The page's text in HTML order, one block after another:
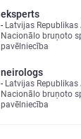
eksperts
Latvijas
Nacionālo bruņoto
pavēlniecība
neirologs
Latvijas
Nacionālo bruņoto
pavēlniecība